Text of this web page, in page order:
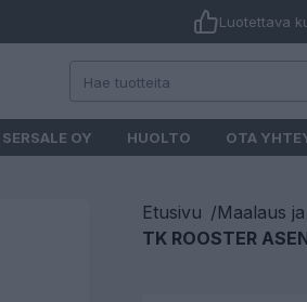
Luotettava
SERSALE OY HUOLTO OTA
Etusivu /Maalaus
TK ROOSTER